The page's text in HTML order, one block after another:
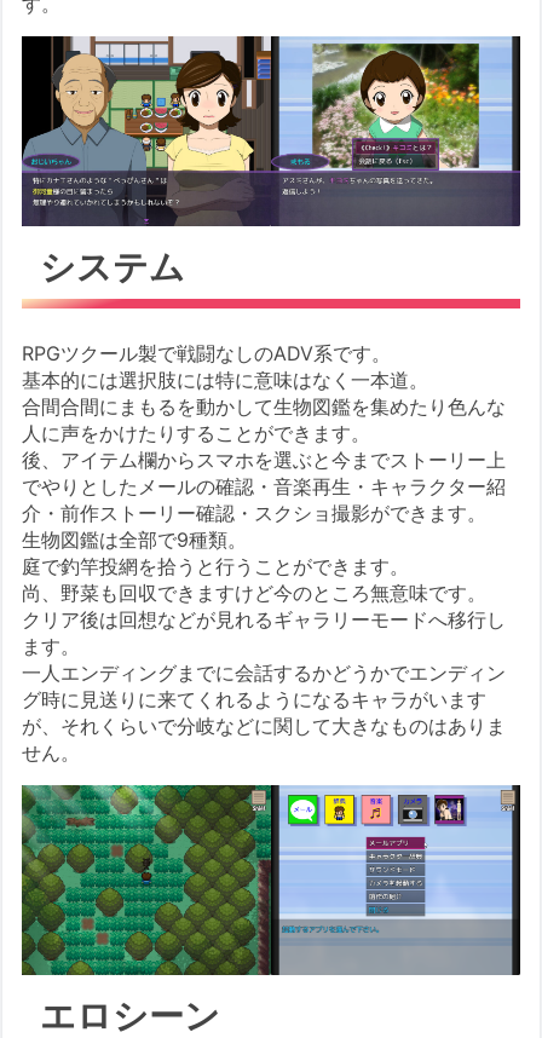
システム
RPGツクール製で戦闘なしのADV系です。
基本的には選択肢には特に意味はなく一本道。
合間合間にまもるを動かして生物図鑑を集めたり色んな
人に声をかけたりすることができます。
後、アイテム欄からスマホを選ぶと今までストーリー上
でやりとしたメールの確認・音楽再生・キャラクター紹
介・前作ストーリー確認・スクショ撮影ができます。
生物図鑑は全部で9種類。
庭で釣竿投網を拾うと行うことができます。
尚、野菜も回収できますけど今のところ無意味です。
クリア後は回想などが見れるギャラリーモードへ移行し
ます。
一人エンディングまでに会話するかどうかでエンディン
グ時に見送りに来てくれるようになるキャラがいます
が、それくらいで分岐などに関して大きなものはありま
せん。
エロシーン